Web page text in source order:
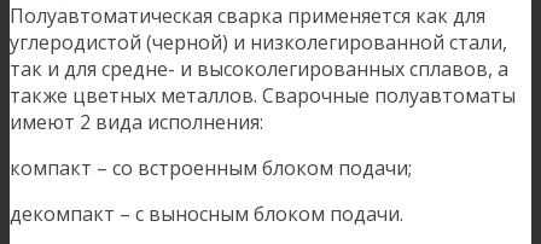
Полуавтоматическая сварка применяется как для
углеродистой (черной) и низколегированной стали,
так и для средне- и высоколегированных сплавов, а
также цветных металлов. Сварочные полуавтоматы
имеют 2 вида исполнения:
компакт – со встроенным блоком подачи;
декомпакт – с выносным блоком подачи.